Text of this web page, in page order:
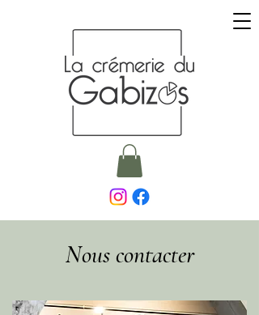
Nous contacter